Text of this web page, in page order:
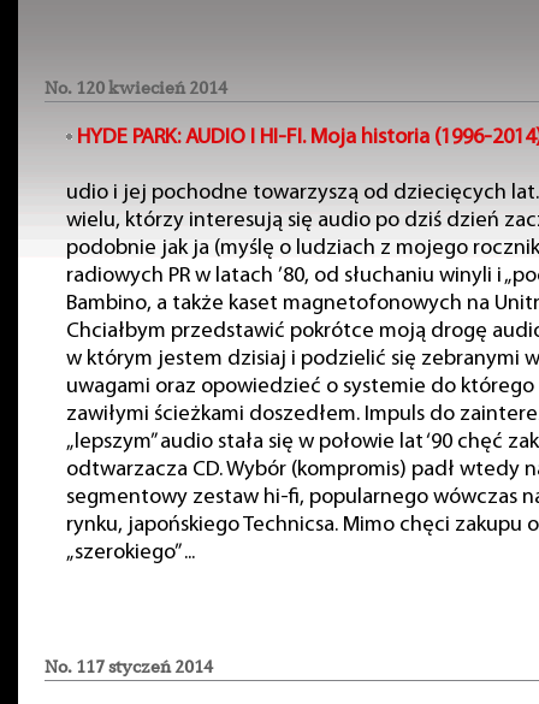
No. 120 kwiecień 2014
HYDE PARK:AUDIO I HI-FI. Moja historia (1996-
udio i jej pochodne towarzyszą od dziecięcych
wielu, którzy interesują się audio po dziś dzień
podobnie jak ja (myślę o ludziach z mojego
radiowych PR w latach ’80, od słuchaniu winyli i
Bambino, a także kaset magnetofonowych na
Chciałbym przedstawić pokrótce moją drogę
w którym jestem dzisiaj i podzielić się zebranymi
uwagami oraz opowiedzieć o systemie do
zawiłymi ścieżkami doszedłem. Impuls do
„lepszym” audio stała się w połowie lat ‘90 chęć
odtwarzacza CD. Wybór (kompromis) padł wtedy
segmentowy zestaw hi-fi, popularnego wówczas
rynku, japońskiego Technicsa. Mimo chęci zakupu
„szerokiego” ...
No. 117 styczeń 2014